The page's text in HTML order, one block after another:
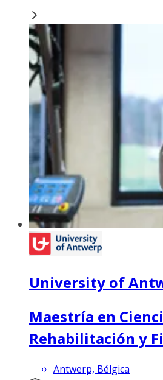
University of
Maestría en
Rehabilitación y
Antwerp, Bélgica